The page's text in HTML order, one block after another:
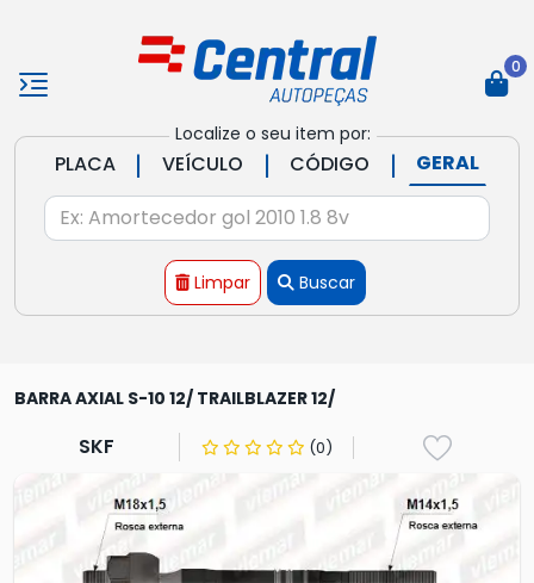
Localize o seu item por:
PLACA | VEÍCULO | CÓDIGO | GERAL
Limpar Buscar
0
BARRA AXIAL S-10 12/ TRAILBLAZER 12/
SKF (0)